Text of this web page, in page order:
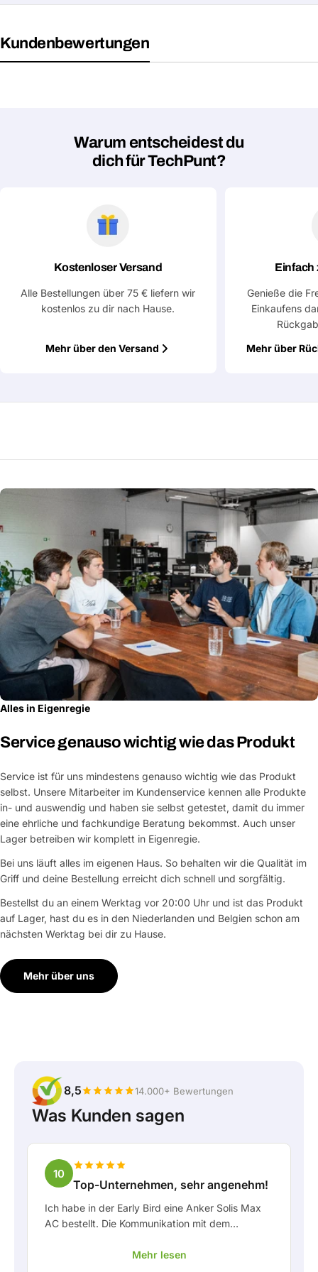
Frage absenden
Kundenbewertungen
Warum entscheidest du
dich für TechPunt?
Kostenloser Versand
Alle Bestellungen über 75 € liefern wir
kostenlos zu dir nach Hause.
Mehr über den Versand
Einfach
Genieße die
Einkaufens
Mehr über
Alles in Eigenregie
Service genauso wichtig wie das Produkt
Service ist für uns mindestens genauso wichtig wie das Produkt
selbst. Unsere Mitarbeiter im Kundenservice kennen alle Produkte
in- und auswendig und haben sie selbst getestet, damit du immer
eine ehrliche und fachkundige Beratung bekommst. Auch unser
Lager betreiben wir komplett in Eigenregie.
Bei uns läuft alles im eigenen Haus. So behalten wir die Qualität im
Griff und deine Bestellung erreicht dich schnell und sorgfältig.
Bestellst du an einem Werktag vor 20:00 Uhr und ist das Produkt
auf Lager, hast du es in den Niederlanden und Belgien schon am
nächsten Werktag bei dir zu Hause.
Mehr über uns
8,5 14.000+ Bewertungen
Was Kunden sagen
10
Top-Unternehmen, sehr angenehm!
Ich habe in der Early Bird eine Anker Solis Max
AC bestellt. Die Kommunikation mit dem
Kunde sehr angenehm. Rico hat mich stets gut
Mehr lesen